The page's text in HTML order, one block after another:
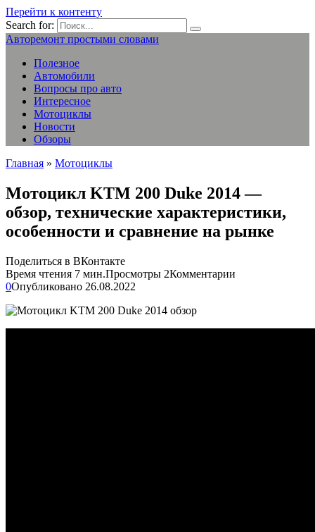
Перейти к контенту
Search for:
Авторемонт простыми словами
Полезное
Автомобили
Вопросы про авто
Интересное
Мотоциклы
Новости
Обзоры
Главная » Мотоциклы
Мотоцикл KTM 200 Duke 2014 —
обзор, технические характеристики,
особенности и сравнение на рынке
Поделиться в ВКонтакте
Время чтения 7 мин.Просмотры 2Комментарии
0Опубликовано 26.08.2022